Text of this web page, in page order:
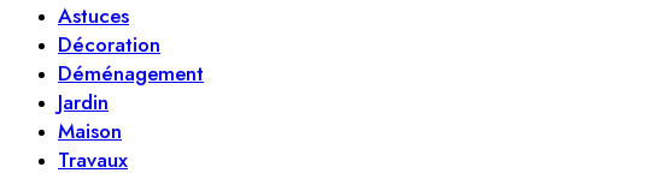
Astuces
Décoration
Déménagement
Jardin
Maison
Travaux